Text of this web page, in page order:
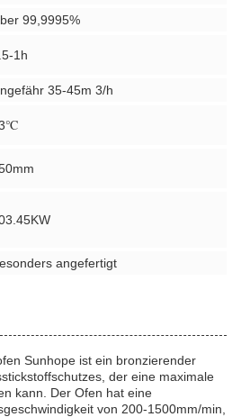
99,9995%
1h
35-45m 3/h
angefertigt
Sunhope ist ein bronzierender
der eine maximale
kann. Der Ofen hat eine
von 200-1500mm/min,